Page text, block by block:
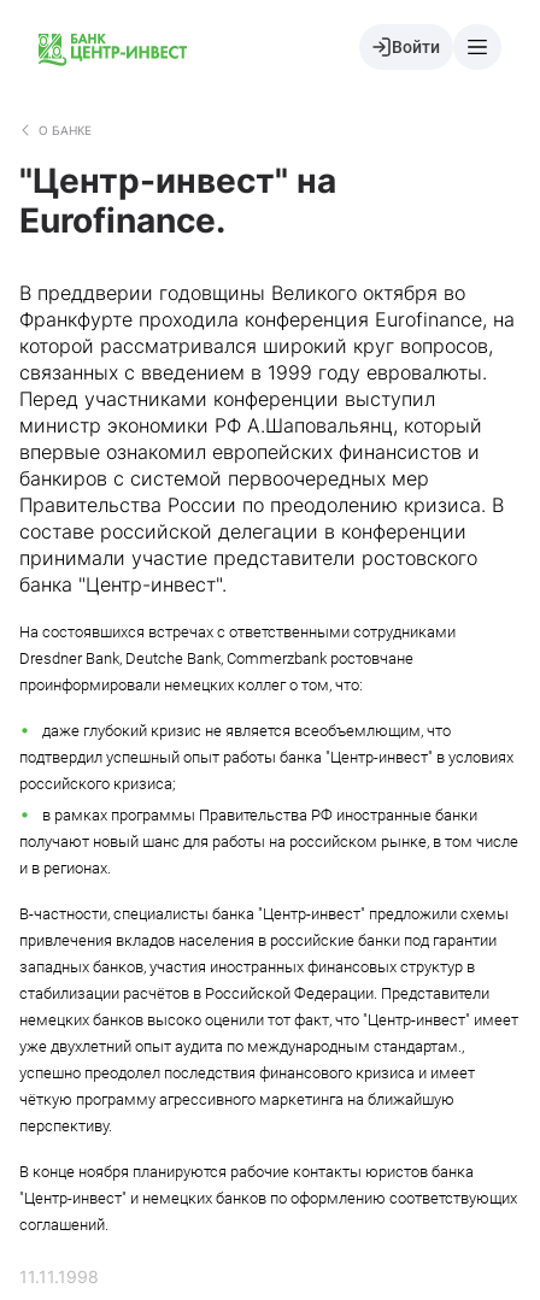
Войти
О БАНКЕ
"Центр-инвест" на
Eurofinance.
В преддверии годовщины Великого октября во
Франкфурте проходила конференция Eurofinance, на
которой рассматривался широкий круг вопросов,
связанных с введением в 1999 году евровалюты.
Перед участниками конференции выступил
министр экономики РФ А.Шаповальянц, который
впервые ознакомил европейских финансистов и
банкиров с системой первоочередных мер
Правительства России по преодолению кризиса. В
составе российской делегации в конференции
принимали участие представители ростовского
банка "Центр-инвест".
На состоявшихся встречах с ответственными сотрудниками
Dresdner Bank, Deutche Bank, Commerzbank ростовчане
проинформировали немецких коллег о том, что:
даже глубокий кризис не является всеобъемлющим, что
подтвердил успешный опыт работы банка "Центр-инвест" в условиях
российского кризиса;
в рамках программы Правительства РФ иностранные банки
получают новый шанс для работы на российском рынке, в том числе
и в регионах.
В-частности, специалисты банка "Центр-инвест" предложили схемы
привлечения вкладов населения в российские банки под гарантии
западных банков, участия иностранных финансовых структур в
стабилизации расчётов в Российской Федерации. Представители
немецких банков высоко оценили тот факт, что "Центр-инвест" имеет
уже двухлетний опыт аудита по международным стандартам.,
успешно преодолел последствия финансового кризиса и имеет
чёткую программу агрессивного маркетинга на ближайшую
перспективу.
В конце ноября планируются рабочие контакты юристов банка
"Центр-инвест" и немецких банков по оформлению соответствующих
соглашений.
11.11.1998